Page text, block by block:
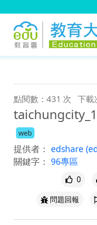
點閱數：431 次 下載
web
提供者： edshare
關鍵字： 96專區
0
問題回報